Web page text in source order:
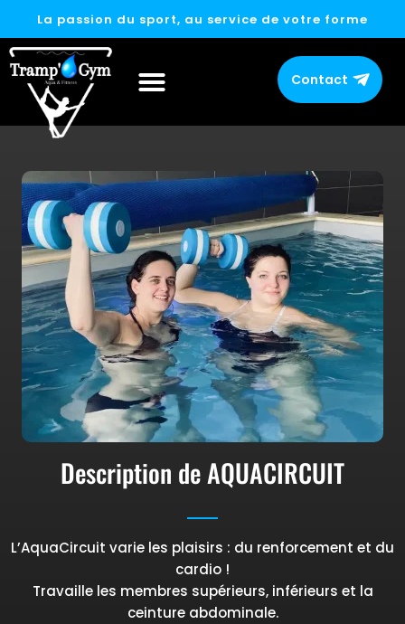
La passion du sport, au service de votre forme
Contact
Description de AQUACIRCUIT
L’AquaCircuit varie les plaisirs : du renforcement et du
cardio !
Travaille les membres supérieurs, inférieurs et la
ceinture abdominale.